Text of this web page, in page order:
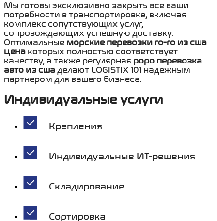
Мы готовы эксклюзивно закрыть все ваши
потребности в транспортировке, включая
комплекс сопутствующих услуг,
сопровождающих успешную доставку.
Оптимальные морские перевозки ro-ro из сша
цена которых полностью соответствует
качеству, а также регулярная роро перевозка
авто из сша делают LOGISTIX 101 надежным
партнером для вашего бизнеса.
Индивидуальные услуги
Крепления
Индивидуальные ИТ-решения
Складирование
Сортировка